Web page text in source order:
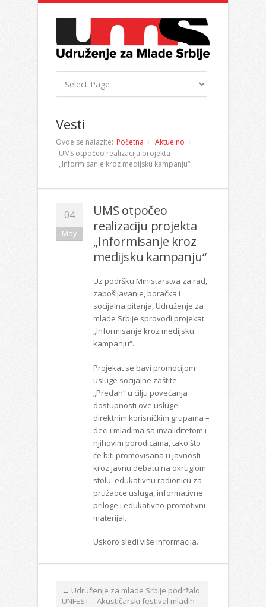
Vesti
Ovde se nalazite: Početna
Aktuelno
UMS otpočeo realizaciju projekta
„Informisanje kroz medijsku kampanju“
04
May
UMS otpočeo
realizaciju projekta
„Informisanje kroz
medijsku kampanju“
Uz podršku Ministarstva za rad,
zapošlјavanje, boračka i
socijalna pitanja, Udruženje za
mlade Srbije sprovodi projekat
„Informisanje kroz medijsku
kampanju“.
Projekat se bavi promocijom
usluge socijalne zaštite
„Predah“ u cilјu povećanja
dostupnosti ove usluge
direktnim korisničkim grupama –
deci i mladima sa invaliditetom i
njihovim porodicama, tako što
će biti promovisana u javnosti
kroz javnu debatu na okruglom
stolu, edukativnu radionicu za
pružaoce usluga, informativne
priloge i edukativno-promotivni
materijal.
Uskoro sledi više informacija.
← Udruženje za mlade Srbije podržalo
UNFEST – Akustičarski festival mladih